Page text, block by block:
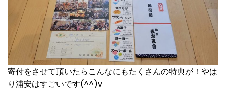
寄付をさせて頂いたらこんなにもたくさんの特典が！やは
り浦安はすごいです(^^)v